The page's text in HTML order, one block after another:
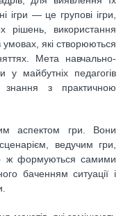
ігри — це групові ігри,
рішень, використання
умовах, які створюються
Мета навчально-
у майбутніх педагогів
знання з практичною
аспектом гри. Вони
ведучим гри,
ж формуються самими
баченням ситуації і